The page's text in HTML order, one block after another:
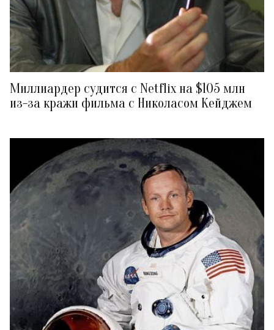
Миллиардер судится с Netflix на $105 млн
из-за кражи фильма с Николасом Кейджем